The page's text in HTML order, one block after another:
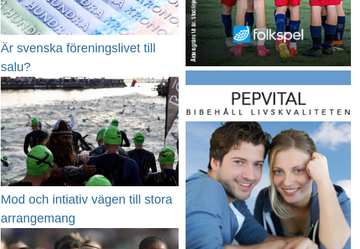
Är svenska föreningslivet till
salu?
Mod och intiativ vägen till stora
arrangemang